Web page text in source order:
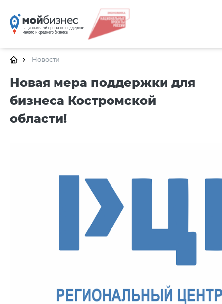
КОНТАКТЫ
Новости
Новая мера поддержки для
бизнеса Костромской
области!